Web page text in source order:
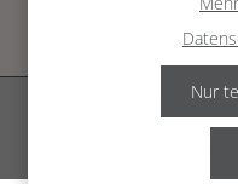
©
Alle Preise inkl. gesetzl.
Nur